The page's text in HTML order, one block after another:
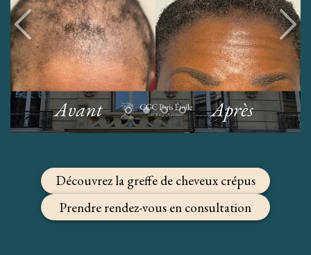
Découvrez la greffe de cheveux crépus
Prendre rendez-vous en consultation